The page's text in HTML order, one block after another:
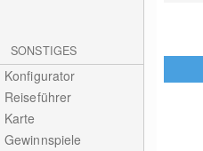
SONSTIGES
Konfigurator
Reiseführer
Karte
Gewinnspiele